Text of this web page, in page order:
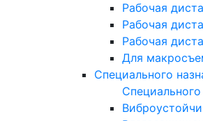
Рабочая
Рабочая
Рабочая
Для
Специального